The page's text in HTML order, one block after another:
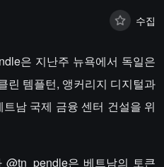
수집
은 지난주 뉴욕에서 독일은
린 템플턴, 앵커리지 디지털과
남 국제 금융 센터 건설을 위
은 베트남의 토큰